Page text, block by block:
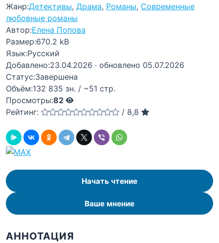
Жанр:Детективы, Драма, Романы, Современные
любовные романы
Автор:Елена Попова
Размер:670.2 kB
Язык:Русский
Добавлено:23.04.2026 · обновлено 05.07.2026
Статус:Завершена
Объём:132 835 зн. / ~51 стр.
Просмотры:82
Рейтинг:
/ 8,8
Начать чтение
Ваше мнение
АННОТАЦИЯ